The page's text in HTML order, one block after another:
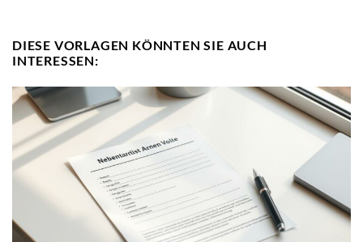
DIESE VORLAGEN KÖNNTEN SIE AUCH
INTERESSEN: